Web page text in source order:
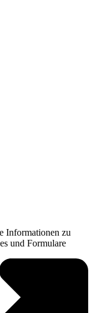
Informationen zu
und Formulare